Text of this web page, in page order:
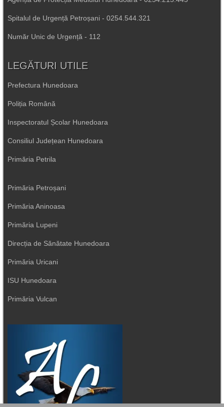
Spitalul de Urgență Petroșani - 0254.544.321
Număr Unic de Urgență - 112
LEGĂTURI UTILE
Prefectura Hunedoara
Poliția Română
Inspectoratul Școlar Hunedoara
Consiliul Județean Hunedoara
Primăria Petrila
Primăria Petroșani
Primăria Aninoasa
Primăria Lupeni
Direcția de Sănătate Hunedoara
Primăria Uricani
ISU Hunedoara
Primăria Vulcan